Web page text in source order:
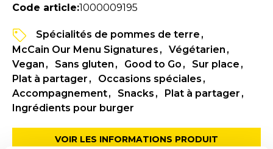
Code article:1000009195
Spécialités de pommes de terre
McCain Our Menu Signatures
Végétarien
Vegan
Sans gluten Good to Go
Sur place
Plat à partager
Occasions spéciales
Accompagnement
Snacks
Plat à partager
Ingrédients pour burger
VOIR LES INFORMATIONS PRODUIT